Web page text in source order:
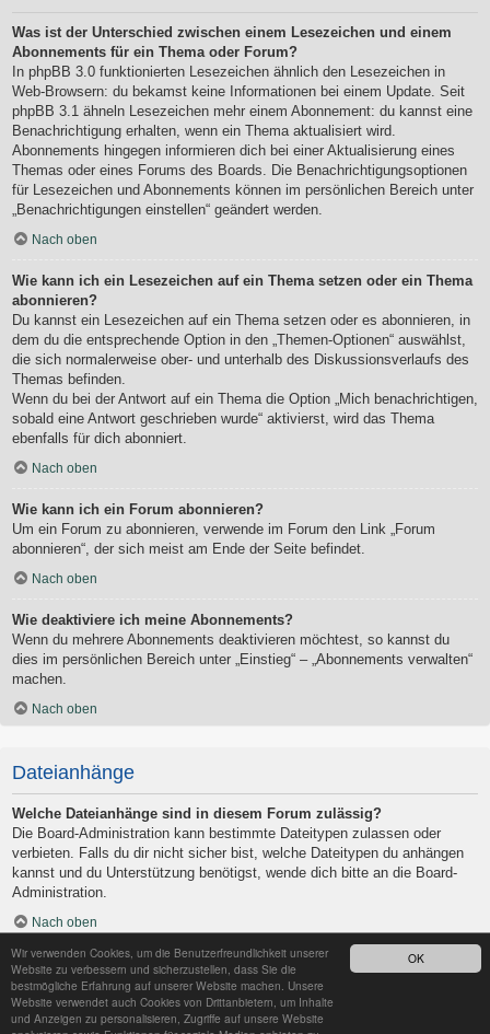
OK
Wir verwenden Cookies, um die Benutzerfreundlichkeit unserer
Website zu verbessern und sicherzustellen, dass Sie die
bestmögliche Erfahrung auf unserer Website machen. Unsere
Website verwendet auch Cookies von Drittanbietern, um Inhalte
und Anzeigen zu personalisieren, Zugriffe auf unsere Website
Was ist der Unterschied zwischen einem Lesezeichen und einem
Abonnements für ein Thema oder Forum?
In phpBB 3.0 funktionierten Lesezeichen ähnlich den Lesezeichen in
Web-Browsern: du bekamst keine Informationen bei einem Update. Seit
phpBB 3.1 ähneln Lesezeichen mehr einem Abonnement: du kannst eine
Benachrichtigung erhalten, wenn ein Thema aktualisiert wird.
Abonnements hingegen informieren dich bei einer Aktualisierung eines
Themas oder eines Forums des Boards. Die Benachrichtigungsoptionen
für Lesezeichen und Abonnements können im persönlichen Bereich unter
„Benachrichtigungen einstellen“ geändert werden.
Nach oben
Wie kann ich ein Lesezeichen auf ein Thema setzen oder ein Thema
abonnieren?
Du kannst ein Lesezeichen auf ein Thema setzen oder es abonnieren, in
dem du die entsprechende Option in den „Themen-Optionen“ auswählst,
die sich normalerweise ober- und unterhalb des Diskussionsverlaufs des
Themas befinden.
Wenn du bei der Antwort auf ein Thema die Option „Mich benachrichtigen,
sobald eine Antwort geschrieben wurde“ aktivierst, wird das Thema
ebenfalls für dich abonniert.
Nach oben
Wie kann ich ein Forum abonnieren?
Um ein Forum zu abonnieren, verwende im Forum den Link „Forum
abonnieren“, der sich meist am Ende der Seite befindet.
Nach oben
Wie deaktiviere ich meine Abonnements?
Wenn du mehrere Abonnements deaktivieren möchtest, so kannst du
dies im persönlichen Bereich unter „Einstieg“ – „Abonnements verwalten“
machen.
Nach oben
Dateianhänge
Welche Dateianhänge sind in diesem Forum zulässig?
Die Board-Administration kann bestimmte Dateitypen zulassen oder
verbieten. Falls du dir nicht sicher bist, welche Dateitypen du anhängen
kannst und du Unterstützung benötigst, wende dich bitte an die Board-
Administration.
Nach oben
Kann ich eine Übersicht all meiner Dateianhänge erhalten?
Um eine Liste all deiner Dateianhänge zu erhalten, gehe in den
persönlichen Bereich. Dort findest du unter „Einstieg“ einen Punkt
„Dateianhänge verwalten“, über den du eine Liste deiner Dateianhänge